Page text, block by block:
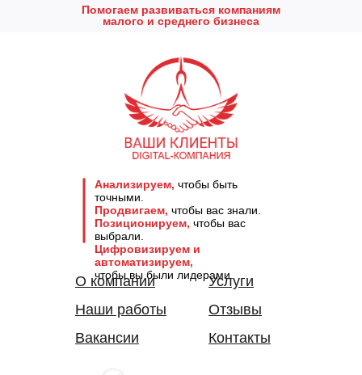
Анализируем, чтобы быть
точными.
Продвигаем, чтобы вас знали.
Позиционируем, чтобы вас
выбрали.
Цифровизируем и
автоматизируем,
чтобы вы были лидерами.
Помогаем развиваться компаниям
малого и среднего бизнеса
О компании
Наши работы
Отзывы
Услуги
Вакансии Контакты